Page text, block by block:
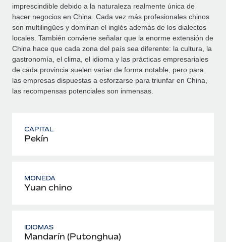
imprescindible debido a la naturaleza realmente única de
hacer negocios en China. Cada vez más profesionales chinos
son multilingües y dominan el inglés además de los dialectos
locales. También conviene señalar que la enorme extensión de
China hace que cada zona del país sea diferente: la cultura, la
gastronomía, el clima, el idioma y las prácticas empresariales
de cada provincia suelen variar de forma notable, pero para
las empresas dispuestas a esforzarse para triunfar en China,
las recompensas potenciales son inmensas.
CAPITAL
Pekín
MONEDA
Yuan chino
IDIOMAS
Mandarín (Putonghua)